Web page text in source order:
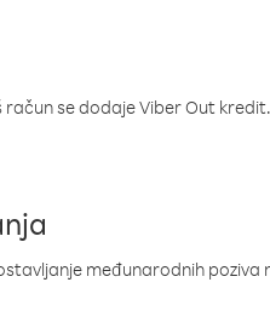
račun se dodaje Viber Out
međunarodnih